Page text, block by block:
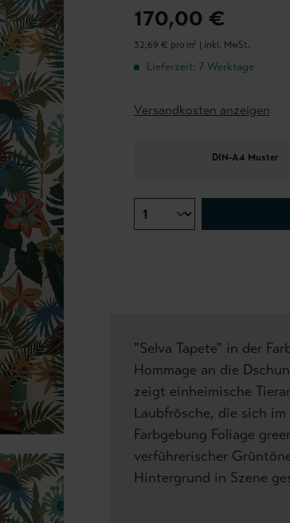
170,00 €
32,69 € pro m² | inkl. MwSt.
Lieferzeit: 7 Werktage
Versandkosten anzeigen
DIN-A4 Muster
"Selva Tapete" in der
Hommage an die
zeigt einheimische
Laubfrösche, die sich
Farbgebung Foliage
verführerischer
Hintergrund in Szene